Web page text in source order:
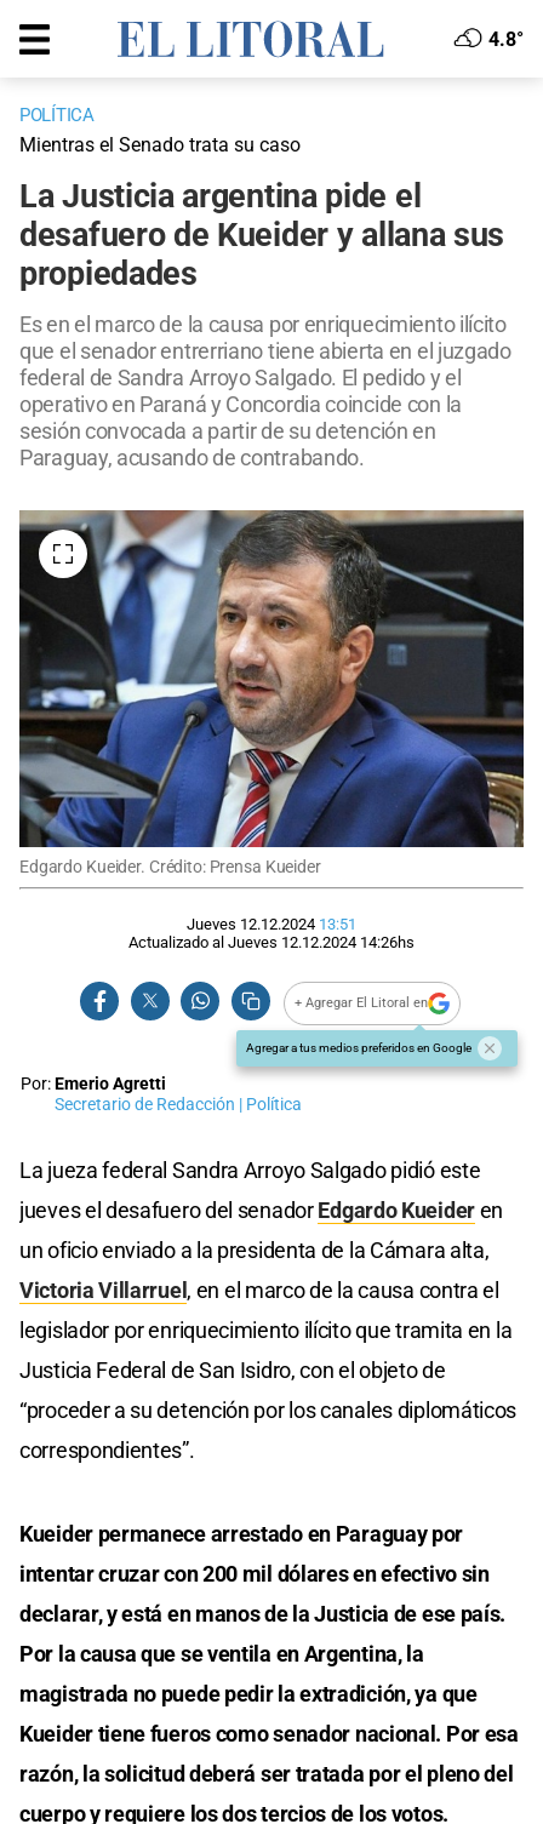
4.8°
POLÍTICA
Mientras el Senado trata su caso
La Justicia argentina pide el
desafuero de Kueider y allana sus
propiedades
Es en el marco de la causa por enriquecimiento ilícito
que el senador entrerriano tiene abierta en el juzgado
federal de Sandra Arroyo Salgado. El pedido y el
operativo en Paraná y Concordia coincide con la
sesión convocada a partir de su detención en
Paraguay, acusando de contrabando.
Edgardo Kueider. Crédito: Prensa Kueider
Jueves 12.12.2024 13:51
Actualizado al Jueves 12.12.2024 14:26hs
+ Agregar El Litoral en
Agregar a tus medios preferidos en Google
Por:Emerio Agretti
Secretario de Redacción | Política
La jueza federal Sandra Arroyo Salgado pidió este
jueves el desafuero del senadorEdgardo Kueideren
un oficio enviado a la presidenta de la Cámara alta,
Victoria Villarruel, en el marco de la causa contra el
legislador por enriquecimiento ilícito que tramita en la
Justicia Federal de San Isidro, con el objeto de
“proceder a su detención por los canales diplomáticos
correspondientes”.
Kueider permanece arrestado en Paraguay por
intentar cruzar con 200 mil dólares en efectivo sin
declarar, y está en manos de la Justicia de ese país.
Por la causa que se ventila en Argentina, la
magistrada no puede pedir la extradición, ya que
Kueider tiene fueros como senador nacional. Por esa
razón, la solicitud deberá ser tratada por el pleno del
cuerpo y requiere los dos tercios de los votos.